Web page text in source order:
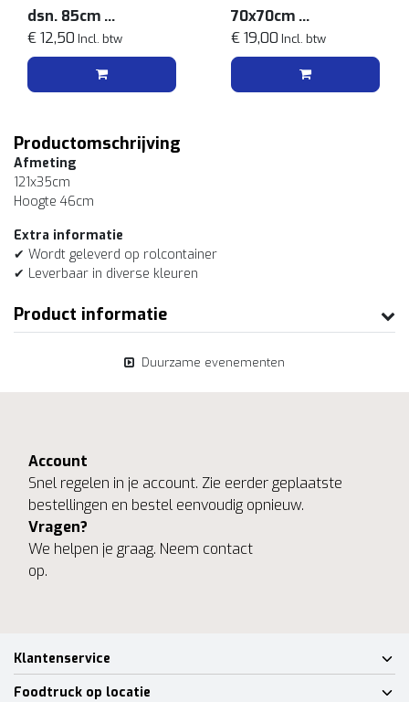
dsn. 85cm
Rood
€ 12,50 Incl. btw
70x70cm
Zwart
€ 19,00 Incl. btw
Productomschrijving
Afmeting
121x35cm
Hoogte 46cm
Extra informatie
✔ Wordt geleverd op rolcontainer
✔ Leverbaar in diverse kleuren
Product informatie
Duurzame evenementen
Account
Snel regelen in je account. Zie eerder geplaatste
bestellingen en bestel eenvoudig opnieuw.
Vragen?
We helpen je graag. Neem contact
op.
Klantenservice
Foodtruck op locatie